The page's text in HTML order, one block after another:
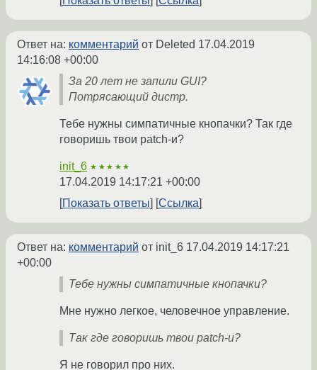
Ответ на: комментарий от Deleted 17.04.2019
14:16:08 +00:00
За 20 лет не запили GUI?
Потрясающий дистр.
Тебе нужны симпатичные кнопачки? Так где
говоришь твои patch-и?
init_6 ★★★★★
17.04.2019 14:17:21 +00:00
Показать ответы
Ссылка
Ответ на: комментарий от init_6 17.04.2019 14:17:21
+00:00
Тебе нужны симпатичные кнопачки?
Мне нужно легкое, человечное управление.
Так где говоришь твои patch-и?
Я не говорил про них.